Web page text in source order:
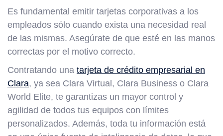
Es fundamental emitir tarjetas corporativas a los
empleados sólo cuando exista una necesidad real
de las mismas. Asegúrate de que esté en las manos
correctas por el motivo correcto.
Contratando una tarjeta de crédito empresarial en
Clara, ya sea Clara Virtual, Clara Business o Clara
World Elite, te garantizas un mayor control y
agilidad de todos tus equipos con límites
personalizados. Además, toda tu información está